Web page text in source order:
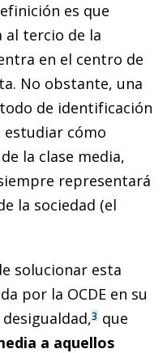
es que
al tercio de la
en el centro de
No obstante, una
de identificación
cómo
la clase media,
representará
la sociedad (el
solucionar esta
por la OCDE en su
3 que
a aquellos